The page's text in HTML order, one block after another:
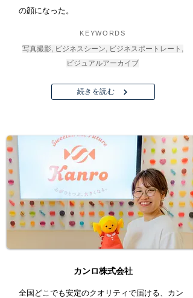
の顔になった。
KEYWORDS
写真撮影, ビジネスシーン, ビジネスポートレート,
ビジュアルアーカイブ
続きを読む
カンロ株式会社
全国どこでも安定のクオリティで届ける、カン